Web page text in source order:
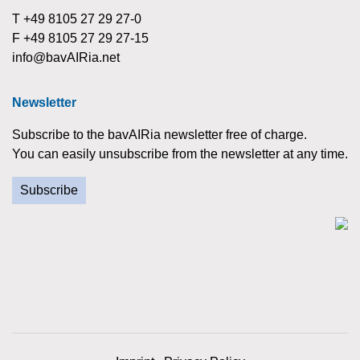
T +49 8105 27 29 27-0
F +49 8105 27 29 27-15
info@bavAIRia.net
Newsletter
Subscribe to the bavAIRia newsletter free of charge.
You can easily unsubscribe from the newsletter at any time.
Subscribe